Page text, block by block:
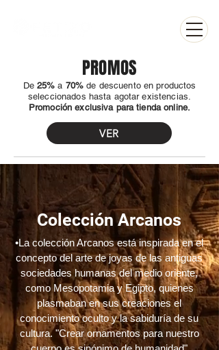
PROMOS
​De 25%a 70%de descuento en productos
seleccionados hasta agotar existencias.
Promoción exclusiva para tienda online.
VER
Colección Arcanos
•La colección Arcanos está inspirada en el
concepto del arte de joyas de las antiguas
sociedades humanas del medio oriente,
como Mesopotamia y Egipto, quienes
plasmaban en sus creaciones el
conocimiento oculto y la sabiduría de su
cultura. "Crear ornamentos para nuestro